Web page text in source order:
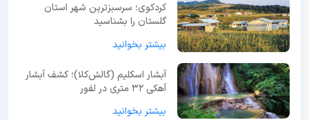
کردکوی؛ سرسبزترین شهر استان
گلستان را بشناسید
بیشتر بخوانید
آبشار اسکلیم (گالش‌کلا)؛ کشف آبشار
آهکی ۳۲ متری در لفور
بیشتر بخوانید